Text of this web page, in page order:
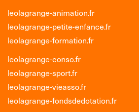
leolagrange-animation.fr
leolagrange-petite-enfance.fr
leolagrange-formation.fr
leolagrange-conso.fr
leolagrange-sport.fr
leolagrange-vieasso.fr
leolagrange-fondsdedotation.fr